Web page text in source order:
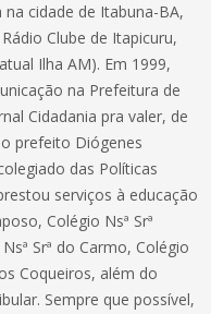
cidade de Itabuna-BA,
Clube de Itapicuru,
Ilha AM). Em 1999,
na Prefeitura de
Cidadania pra valer, de
prefeito Diógenes
das Políticas
serviços à educação
Colégio Nsª Srª
Srª do Carmo, Colégio
Coqueiros, além do
Sempre que possível,